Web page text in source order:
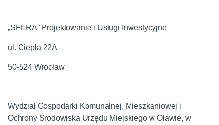
„SFERA” Projektowanie i Usługi Inwestycyjne
ul. Ciepła 22A
50-524 Wrocław
Wydział Gospodarki Komunalnej, Mieszkaniowej i
Ochrony Środowiska Urzędu Miejskiego w Oławie, w